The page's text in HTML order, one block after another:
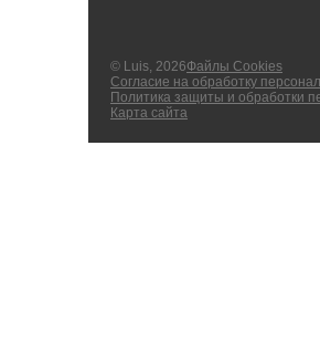
© Luis, 2026Файлы Cookies
Согласие на обработку
Политика защиты и обработки
Карта сайта